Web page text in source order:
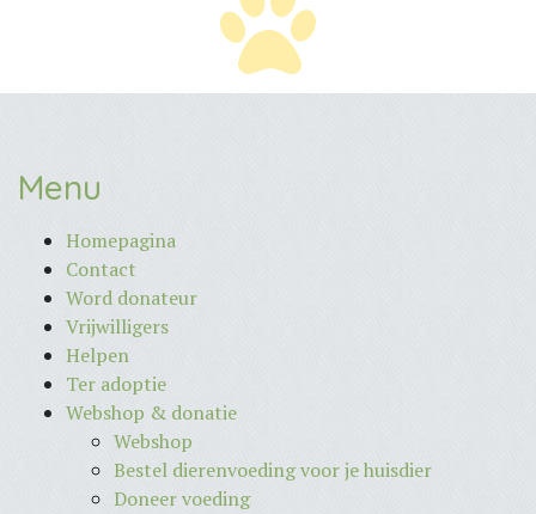
Menu
Homepagina
Contact
Word donateur
Vrijwilligers
Helpen
Ter adoptie
Webshop & donatie
Webshop
Bestel dierenvoeding voor je huisdier
Doneer voeding